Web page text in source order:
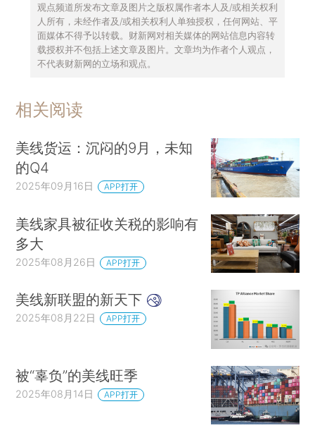
观点频道所发布文章及图片之版权属作者本人及/或相关权利
人所有，未经作者及/或相关权利人单独授权，任何网站、平
面媒体不得予以转载。财新网对相关媒体的网站信息内容转
载授权并不包括上述文章及图片。文章均为作者个人观点，
不代表财新网的立场和观点。
相关阅读
美线货运：沉闷的9月，未知
的Q4
2025年09月16日 APP打开
美线家具被征收关税的影响有
多大
2025年08月26日 APP打开
美线新联盟的新天下
2025年08月22日 APP打开
被“辜负”的美线旺季
2025年08月14日 APP打开